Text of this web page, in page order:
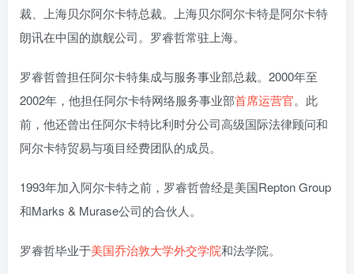
裁、上海贝尔阿尔卡特总裁。上海贝尔阿尔卡特是阿尔卡特
朗讯在中国的旗舰公司。罗睿哲常驻上海。
罗睿哲曾担任阿尔卡特集成与服务事业部总裁。2000年至
2002年，他担任阿尔卡特网络服务事业部首席运营官。此
前，他还曾出任阿尔卡特比利时分公司高级国际法律顾问和
阿尔卡特贸易与项目经费团队的成员。
1993年加入阿尔卡特之前，罗睿哲曾经是美国Repton Group
和Marks & Murase公司的合伙人。
罗睿哲毕业于美国乔治敦大学外交学院和法学院。